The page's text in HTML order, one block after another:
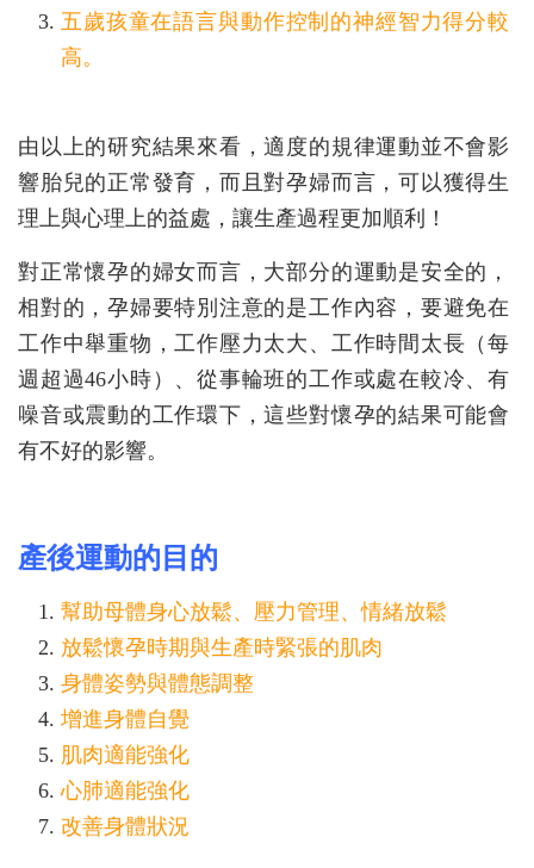
五歲孩童在語言與動作控制的神經智力得分較
高。
由以上的研究結果來看，適度的規律運動並不會影
響胎兒的正常發育，而且對孕婦而言，可以獲得生
理上與心理上的益處，讓生產過程更加順利！
對正常懷孕的婦女而言，大部分的運動是安全的，
相對的，孕婦要特別注意的是工作內容，要避免在
工作中舉重物，工作壓力太大、工作時間太長（每
週超過46小時）、從事輪班的工作或處在較冷、有
噪音或震動的工作環下，這些對懷孕的結果可能會
有不好的影響。
產後運動的目的
幫助母體身心放鬆、壓力管理、情緒放鬆
放鬆懷孕時期與生產時緊張的肌肉
身體姿勢與體態調整
增進身體自覺
肌肉適能強化
心肺適能強化
改善身體狀況